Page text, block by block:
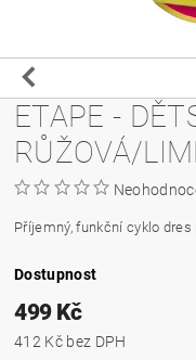
ETAPE -
RŮŽOVÁ/
Příjemný, funkční cyklo
Dostupnost
499 Kč
412 Kč bez DPH